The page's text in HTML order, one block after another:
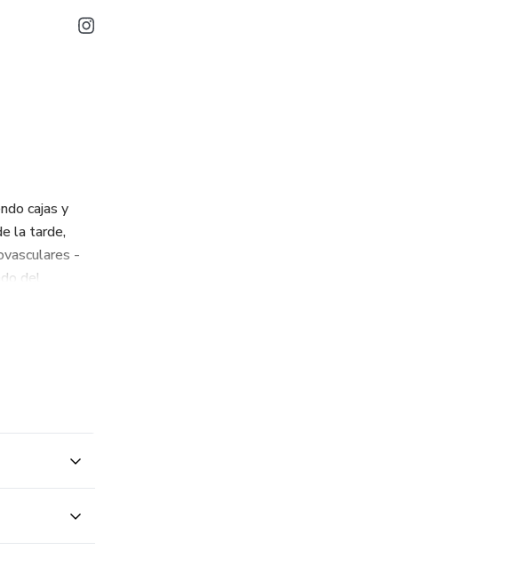
cajas y
la tarde,
-
del